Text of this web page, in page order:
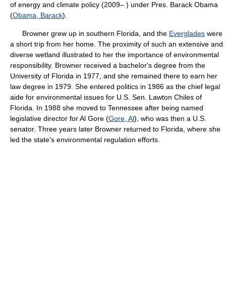
of energy and climate policy (2009– ) under Pres. Barack Obama
(Obama, Barack).
Browner grew up in southern Florida, and the Everglades were
a short trip from her home. The proximity of such an extensive and
diverse wetland illustrated to her the importance of environmental
responsibility. Browner received a bachelor's degree from the
University of Florida in 1977, and she remained there to earn her
law degree in 1979. She entered politics in 1986 as the chief legal
aide for environmental issues for U.S. Sen. Lawton Chiles of
Florida. In 1988 she moved to Tennessee after being named
legislative director for Al Gore (Gore, Al), who was then a U.S.
senator. Three years later Browner returned to Florida, where she
led the state's environmental regulation efforts.